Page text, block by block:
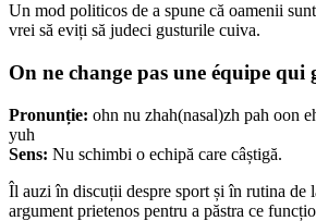
Un mod politicos de a spune că oamenii
vrei să eviți să judeci gusturile cuiva.
On ne change pas une équipe qui
Pronunție: ohn nu zhah(nasal)zh pah oon
yuh
Sens: Nu schimbi o echipă care câștigă.
Îl auzi în discuții despre sport și în rutina de
argument prietenos pentru a păstra ce